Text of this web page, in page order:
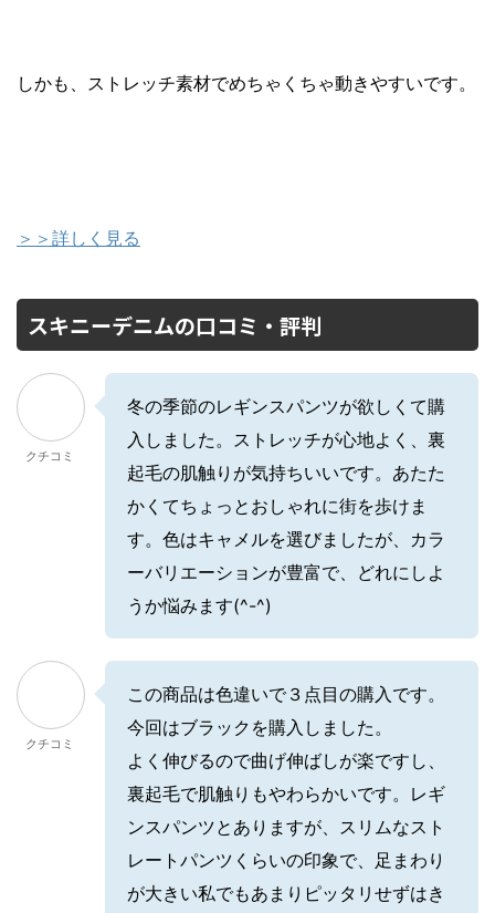
しかも、ストレッチ素材でめちゃくちゃ動きやすいです。
＞＞詳しく見る
スキニーデニムの口コミ・評判
クチコミ
冬の季節のレギンスパンツが欲しくて購
入しました。ストレッチが心地よく、裏
起毛の肌触りが気持ちいいです。あたた
かくてちょっとおしゃれに街を歩けま
す。色はキャメルを選びましたが、カラ
ーバリエーションが豊富で、どれにしよ
うか悩みます(^-^)
クチコミ
この商品は色違いで３点目の購入です。
今回はブラックを購入しました。
よく伸びるので曲げ伸ばしが楽ですし、
裏起毛で肌触りもやわらかいです。レギ
ンスパンツとありますが、スリムなスト
レートパンツくらいの印象で、足まわり
が大きい私でもあまりピッタリせずはき